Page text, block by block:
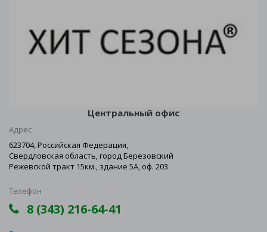
Центральный офис
Адрес
623704, Российская Федерация,
Свердловская область, город Березовский
Режевской тракт 15км., здание 5А, оф. 203
Телефон
8 (343) 216-64-41